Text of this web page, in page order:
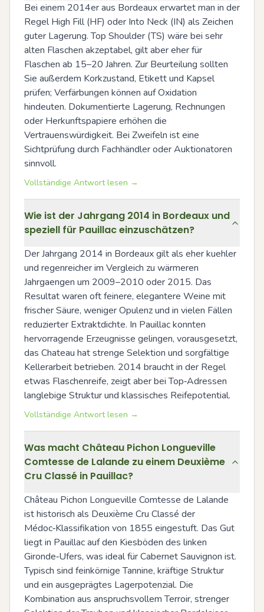
Bei einem 2014er aus Bordeaux erwartet man in der
Regel High Fill (HF) oder Into Neck (IN) als Zeichen
guter Lagerung. Top Shoulder (TS) wäre bei sehr
alten Flaschen akzeptabel, gilt aber eher für
Flaschen ab 15–20 Jahren. Zur Beurteilung sollten
Sie außerdem Korkzustand, Etikett und Kapsel
prüfen; Verfärbungen können auf Oxidation
hindeuten. Dokumentierte Lagerung, Rechnungen
oder Herkunftspapiere erhöhen die
Vertrauenswürdigkeit. Bei Zweifeln ist eine
Sichtprüfung durch Fachhändler oder Auktionatoren
sinnvoll.
Vollständige Antwort lesen →
Wie ist der Jahrgang 2014 in Bordeaux und
speziell für Pauillac einzuschätzen?
Der Jahrgang 2014 in Bordeaux gilt als eher kuehler
und regenreicher im Vergleich zu wärmeren
Jahrgaengen um 2009–2010 oder 2015. Das
Resultat waren oft feinere, elegantere Weine mit
frischer Säure, weniger Opulenz und in vielen Fällen
reduzierter Extraktdichte. In Pauillac konnten
hervorragende Erzeugnisse gelingen, vorausgesetzt,
das Chateau hat strenge Selektion und sorgfältige
Kellerarbeit betrieben. 2014 braucht in der Regel
etwas Flaschenreife, zeigt aber bei Top‑Adressen
langlebige Struktur und klassisches Reifepotential.
Vollständige Antwort lesen →
Was macht Château Pichon Longueville
Comtesse de Lalande zu einem Deuxième
Cru Classé in Pauillac?
Château Pichon Longueville Comtesse de Lalande
ist historisch als Deuxième Cru Classé der
Médoc‑Klassifikation von 1855 eingestuft. Das Gut
liegt in Pauillac auf den Kiesböden des linken
Gironde‑Ufers, was ideal für Cabernet Sauvignon ist.
Typisch sind feinkörnige Tannine, kräftige Struktur
und ein ausgeprägtes Lagerpotenzial. Die
Kombination aus anspruchsvollem Terroir, strenger